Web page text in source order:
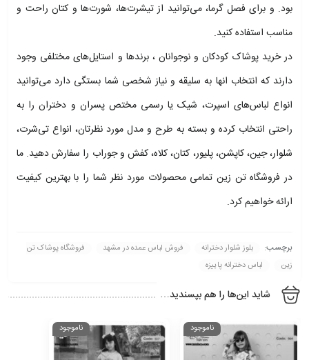
بود. و برای فصل گرما، می‌توانید از تیشرت‌ها، شورت‌ها و کتان راحت و
مناسب استفاده کنید.
در خرید پوشاک کودکان و نوجوانان ، برندها و استایل‌های مختلفی وجود
دارند که انتخاب انها به سلیقه و نیاز شخصی شما بستگی دارد می‌توانید
انواع لباس‌های اسپرت، شیک یا رسمی مختص پسران و دختران را به
راحتی انتخاب کرده و بسته به طرح و مدل مورد نظرتان، انواع تی‌شرت،
شلوار، جین، کاپشن، پلیور، کتان، کلاه، کفش و جوراب را سفارش دهید. ما
در فروشگاه تن زین تمامی محصولات مورد نظر شما را با بهترین کیفیت
ارائه خواهیم کرد.
برچسب: بلوز شلوار دخترانه فروش لباس عمده در مشهد
فروشگاه پوشاک تن
زین
لباس دخترانه پاییزه
شاید این‌ها را هم بپسندید…
ناموجود ناموجود